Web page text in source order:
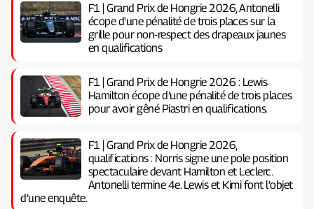
F1 | Grand Prix de Hongrie 2026, Antonelli
écope d'une pénalité de trois places sur la
grille pour non-respect des drapeaux jaunes
en qualifications
F1 | Grand Prix de Hongrie 2026 : Lewis
Hamilton écope d’une pénalité de trois places
pour avoir gêné Piastri en qualifications.
F1 | Grand Prix de Hongrie 2026,
qualifications : Norris signe une pole position
spectaculaire devant Hamilton et Leclerc.
Antonelli termine 4e. Lewis et Kimi font l’objet
d’une enquête.